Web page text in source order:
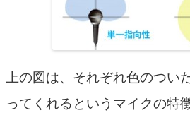
上の図は、それぞれ色のつい
ってくれるというマイクの特